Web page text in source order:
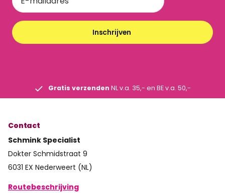
Inschrijven
Gratis verzenden NL v.a. 35,- en BE v.a. 50,-
Contact
Schmink Specialist
Dokter Schmidstraat 9
6031 EX Nederweert (NL)
Routebeschrijving